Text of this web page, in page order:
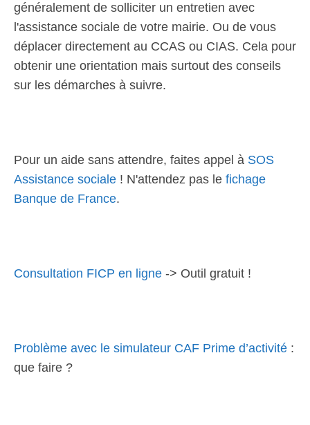
généralement de solliciter un entretien avec
l'assistance sociale de votre mairie. Ou de vous
déplacer directement au CCAS ou CIAS. Cela pour
obtenir une orientation mais surtout des conseils
sur les démarches à suivre.
Pour un aide sans attendre, faites appel à SOS
Assistance sociale ! N'attendez pas le fichage
Banque de France.
Consultation FICP en ligne -> Outil gratuit !
Problème avec le simulateur CAF Prime d’activité :
que faire ?